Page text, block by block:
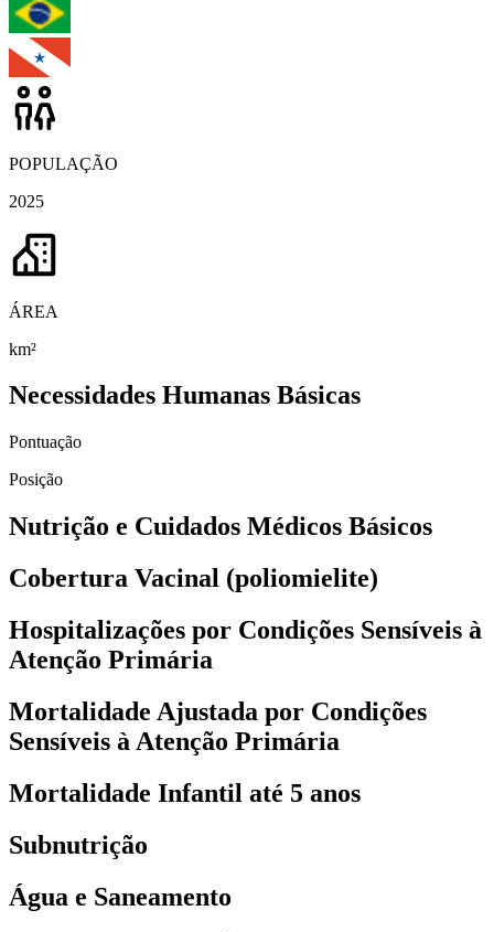
POPULAÇÃO
2025
ÁREA
km²
Necessidades Humanas Básicas
Pontuação
Posição
Nutrição e Cuidados Médicos Básicos
Cobertura Vacinal (poliomielite)
Hospitalizações por Condições Sensíveis à
Atenção Primária
Mortalidade Ajustada por Condições
Sensíveis à Atenção Primária
Mortalidade Infantil até 5 anos
Subnutrição
Água e Saneamento